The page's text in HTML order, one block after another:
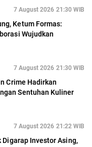
7 August 2026 21:30 WIB
Ketum Formas:
Wujudkan
7 August 2026 21:30 WIB
Crime Hadirkan
Sentuhan Kuliner
7 August 2026 21:22 WIB
Investor Asing,